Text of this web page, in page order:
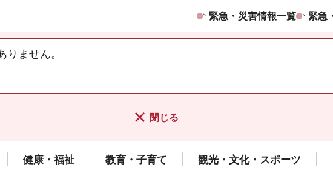
緊急・災害情報一覧 緊急
りません。
閉じる
健康・福祉 教育・子育て 観光・文化・スポーツ